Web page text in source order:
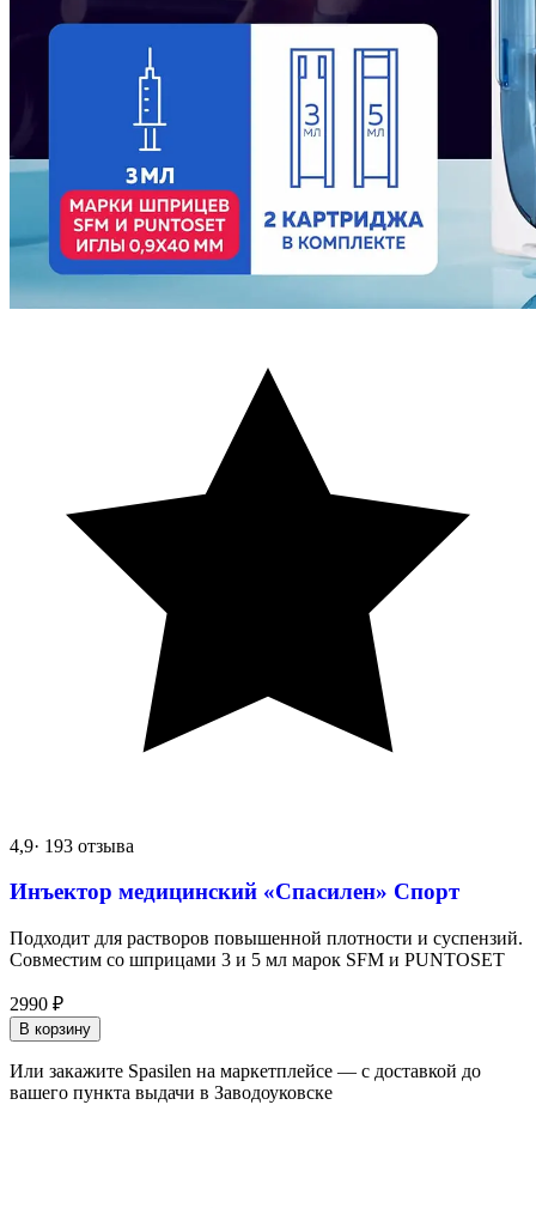
4,9· 193 отзыва
Инъектор медицинский «Спасилен» Спорт
Подходит для растворов повышенной плотности и суспензий.
Совместим со шприцами 3 и 5 мл марок SFM и PUNTOSET
2990 ₽
В корзину
Или закажите Spasilen на маркетплейсе — с доставкой до
вашего пункта выдачи в Заводоуковске